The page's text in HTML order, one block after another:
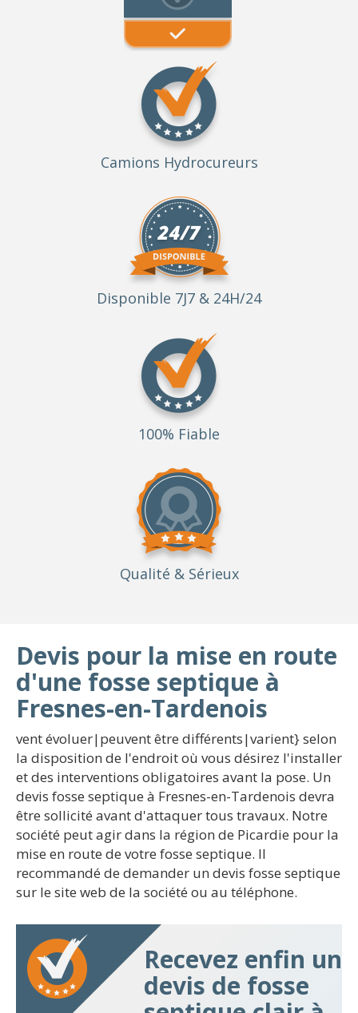
Camions Hydrocureurs
Disponible 7J7 & 24H/24
100% Fiable
Qualité & Sérieux
Devis pour la mise en route
d'une fosse septique à
Fresnes-en-Tardenois
vent évoluer|peuvent être différents|varient} selon
la disposition de l'endroit où vous désirez l'installer
et des interventions obligatoires avant la pose. Un
devis fosse septique à Fresnes-en-Tardenois devra
être sollicité avant d'attaquer tous travaux. Notre
société peut agir dans la région de Picardie pour la
mise en route de votre fosse septique. Il
recommandé de demander un devis fosse septique
sur le site web de la société ou au téléphone.
Recevez enfin un
devis de fosse